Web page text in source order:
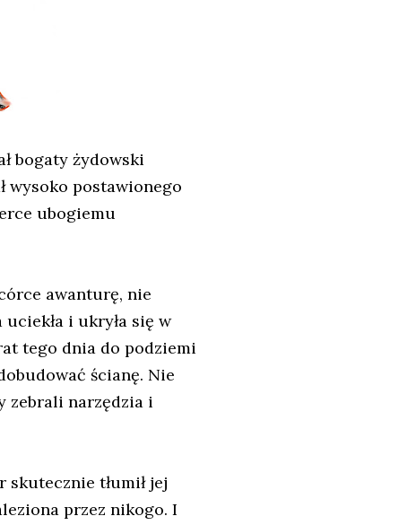
bogaty żydowski
wysoko postawionego
ubogiemu
awanturę, nie
i ukryła się w
tego dnia do podziemi
ścianę. Nie
zebrali narzędzia i
tłumił jej
przez nikogo. I